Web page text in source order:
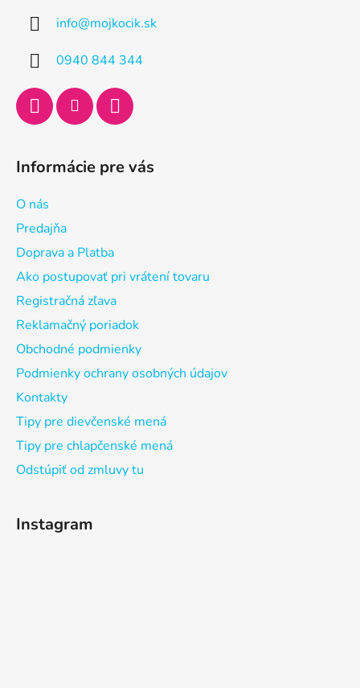
info@mojkocik.sk
0940 844 344
Informácie pre vás
O nás
Predajňa
Doprava a Platba
Ako postupovať pri vrátení tovaru
Registračná zľava
Reklamačný poriadok
Obchodné podmienky
Podmienky ochrany osobných údajov
Kontakty
Tipy pre dievčenské mená
Tipy pre chlapčenské mená
Odstúpiť od zmluvy tu
Instagram